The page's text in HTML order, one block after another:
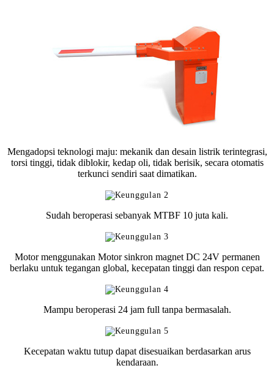
Mengadopsi teknologi maju: mekanik dan desain listrik terintegrasi,
torsi tinggi, tidak diblokir, kedap oli, tidak berisik, secara otomatis
terkunci sendiri saat dimatikan.
Sudah beroperasi sebanyak MTBF 10 juta kali.
Motor menggunakan Motor sinkron magnet DC 24V permanen
berlaku untuk tegangan global, kecepatan tinggi dan respon cepat.
Mampu beroperasi 24 jam full tanpa bermasalah.
Kecepatan waktu tutup dapat disesuaikan berdasarkan arus
kendaraan.